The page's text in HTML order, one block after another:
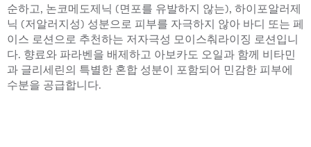
순하고, 논코메도제닉 (면포를 유발하지 않는), 하이포알러제
닉 (저알러지성) 성분으로 피부를 자극하지 않아 바디 또는 페
이스 로션으로 추천하는 저자극성 모이스춰라이징 로션입니
다. 향료와 파라벤을 배제하고 아보카도 오일과 함께 비타민
과 글리세린의 특별한 혼합 성분이 포함되어 민감한 피부에
수분을 공급합니다.